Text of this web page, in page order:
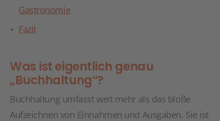
Gastronomie
Fazit
Was ist eigentlich genau
„Buchhaltung“?
Buchhaltung umfasst weit mehr als das bloße
Aufzeichnen von Einnahmen und Ausgaben. Sie ist